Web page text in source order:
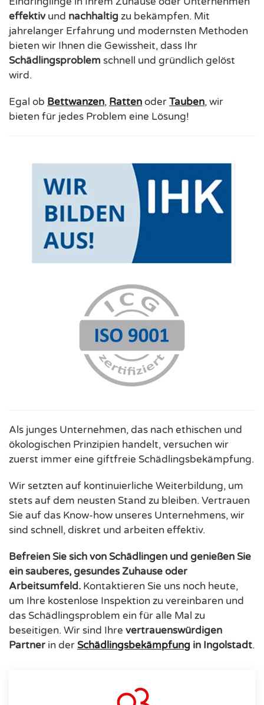
effektivund nachhaltig zu bekämpfen. Mit
jahrelanger Erfahrung und modernsten Methoden
bieten wir Ihnen die Gewissheit, dass Ihr
Schädlingsproblem schnell und gründlich gelöst
wird.
Egal ob Bettwanzen, RattenoderTauben, wir
bieten für jedes Problem eine Lösung!
Als junges Unternehmen, das nach ethischen und
ökologischen Prinzipien handelt, versuchen wir
zuerst immer eine giftfreie Schädlingsbekämpfung.
Wir setzten auf kontinuierliche Weiterbildung, um
stets auf dem neusten Stand zu bleiben. Vertrauen
Sie auf das Know-how unseres Unternehmens, wir
sind schnell, diskret und arbeiten effektiv.
Befreien Sie sich von Schädlingen und genießen Sie
ein sauberes, gesundes Zuhause oder
Arbeitsumfeld. Kontaktieren Sie uns noch heute,
um Ihre kostenlose Inspektion zu vereinbaren und
das Schädlingsproblem ein für alle Mal zu
beseitigen. Wir sind Ihre vertrauenswürdigen
Partner in der Schädlingsbekämpfung in Ingolstadt.